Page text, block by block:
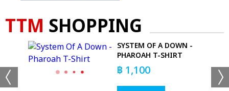
TTM SHOPPING
SYSTEM OF A DOWN -
PHAROAH T-SHIRT
฿ 1,100